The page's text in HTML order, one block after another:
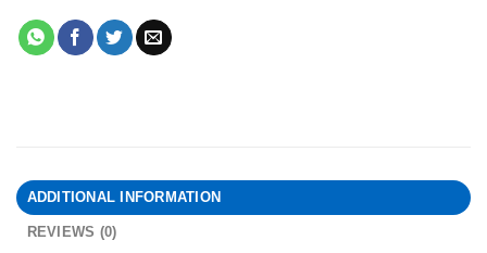
ADDITIONAL INFORMATION
REVIEWS (0)